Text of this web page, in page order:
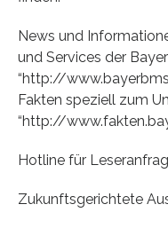
News und
und Services der
“http://
Fakten speziell zum
“http://
Hotline für
Zukunftsgerichtete